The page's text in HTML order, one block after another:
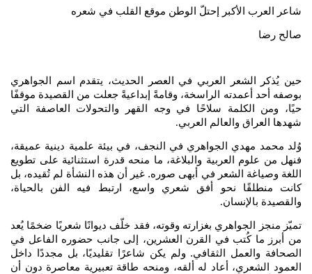
شاعر العرب الأكبر إحتلّ الوطن موقع القلب في شعره
صالح رضا
حين يُذكر الشعر العربي في العصر الحديث، يتقدم اسم الجواهري
بوصفه أحد أعمدته الراسخة، وقامةً إبداعيةً جعلت من القصيدة موقفًا
حيًا، ومن الكلمة سلاحًا في وجه القهر والتحولات العاصفة التي
شهدها العراق والعالم العربي.
وُلد محمد مهدي الجواهري في النجف، في بيئة علمية دينية عميقة،
فنهل من علوم العربية والبلاغة، ما منحه قدرة استثنائية على تطويع
اللغة وصياغة الشعر في أبهى صوره. غير أن هذه النشأة لم تُقيده، بل
كانت منطلقًا نحو أفق شعري واسع، ارتبط فيه الفن بالحياة،
والقصيدة بالإنسان.
تميّز منجز الجواهري بغزارته وقوته، فقد خلّف ديوانًا شعريًا ضخمًا يُعد
من أبرز ما كُتب في القرن العشرين، إلى جانب حضوره الفاعل في
الصحافة والعمل الثقافي. ولم يكن شاعرًا تقليديًا، بل مجددًا داخل
العمود الشعري، أعاد له ألقه، ومنحه طاقة تعبيرية معاصرة دون أن